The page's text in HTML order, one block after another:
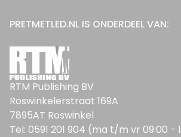
PRETMETLED.NL IS ONDERDEEL VAN:
RTM Publishing BV
Roswinkelerstraat 169A
7895AT Roswinkel
Tel: 0591 201 904 (ma t/m vr 09:00 -